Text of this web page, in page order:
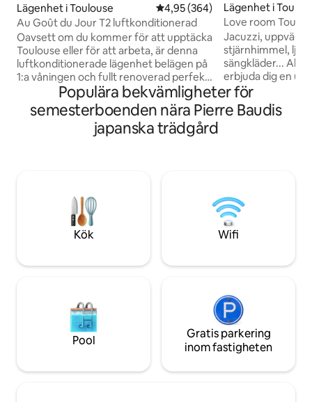
Lägenhet i Toulouse 4,95 av 5 i genomsnittligt
4,95 (364)
Au Goût du Jour T2 luftkonditionerad
Oavsett om du kommer för att upptäcka
Toulouse eller för att arbeta, är denna
luftkonditionerade lägenhet belägen på
1:a våningen och fullt renoverad perfekt
ett fullt utrustat kök, ett
kontorsområde, ett separat sovrum och
ett badrum, 5 minuters promenad från
WiFi-anslutning som gör att du kan
arbeta i en videokonferens.
Lägenhet i
Love room
Jacuzzi,
stjärnhimmel, ljus
sängkläder... Allt
erbjuda dig en
garanterad stund
Ytterligare
begäran för att
och 10 minuter
Populära bekvämligheter för
semesterboenden nära Pierre Baudis
japanska trädgård
Kök Wifi
Pool
Gratis parkering
inom fastigheten